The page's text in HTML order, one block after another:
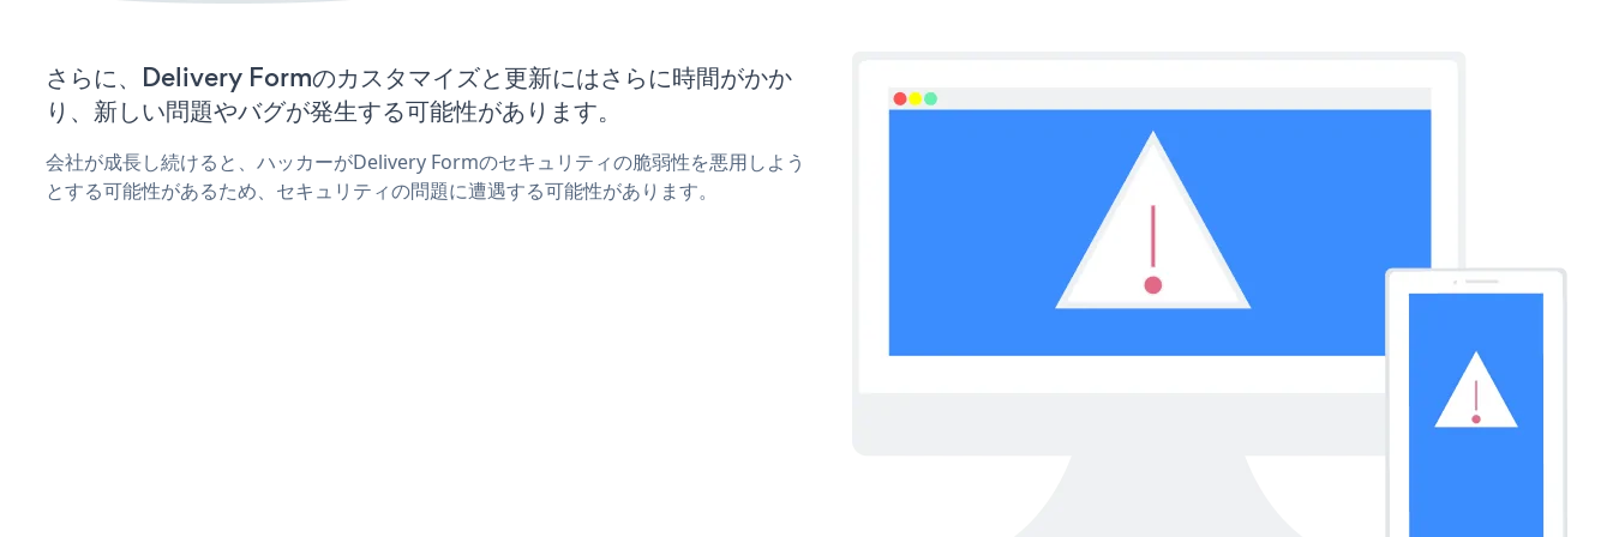
さらに、Delivery Formのカスタマイズと更新にはさらに時間がかか
り、新しい問題やバグが発生する可能性があります。
会社が成長し続けると、ハッカーがDelivery Formのセキュリティの脆弱性を悪用しよう
とする可能性があるため、セキュリティの問題に遭遇する可能性があります。